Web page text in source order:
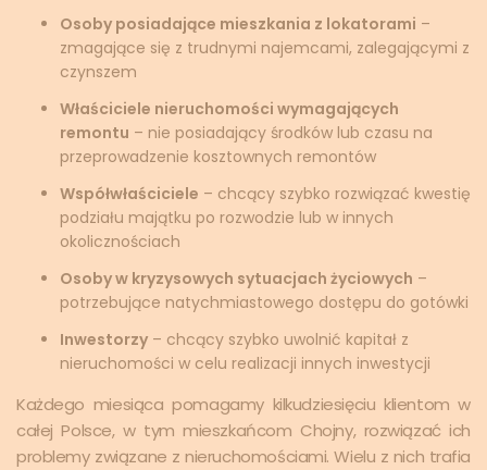
Osoby posiadające mieszkania z lokatorami –
zmagające się z trudnymi najemcami, zalegającymi z
czynszem
Właściciele nieruchomości wymagających
remontu – nie posiadający środków lub czasu na
przeprowadzenie kosztownych remontów
Współwłaściciele – chcący szybko rozwiązać kwestię
podziału majątku po rozwodzie lub w innych
okolicznościach
Osoby w kryzysowych sytuacjach życiowych –
potrzebujące natychmiastowego dostępu do gotówki
Inwestorzy – chcący szybko uwolnić kapitał z
nieruchomości w celu realizacji innych inwestycji
Każdego miesiąca pomagamy kilkudziesięciu klientom w
całej Polsce, w tym mieszkańcom Chojny, rozwiązać ich
problemy związane z nieruchomościami. Wielu z nich trafia